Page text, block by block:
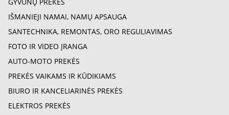
IŠMANIEJI NAMAI, NAMŲ APSAUGA
SANTECHNIKA, REMONTAS, ORO REGULIAVIMAS
FOTO IR VIDEO ĮRANGA
AUTO-MOTO PREKĖS
PREKĖS VAIKAMS IR KŪDIKIAMS
BIURO IR KANCELIARINĖS PREKĖS
ELEKTROS PREKĖS